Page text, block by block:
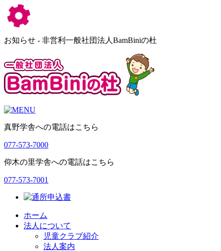
お知らせ - 非営利一般社団法人BamBiniの杜
真野学舎への電話はこちら
077-573-7000
仰木の里学舎への電話はこちら
077-573-7001
ホーム
法人について
児童クラブ紹介
法人案内